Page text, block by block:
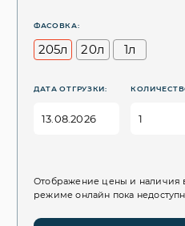
ФАСОВКА:
205л 20л 1л
ДАТА ОТГРУЗКИ:
Отображение цены и наличия
режиме онлайн пока